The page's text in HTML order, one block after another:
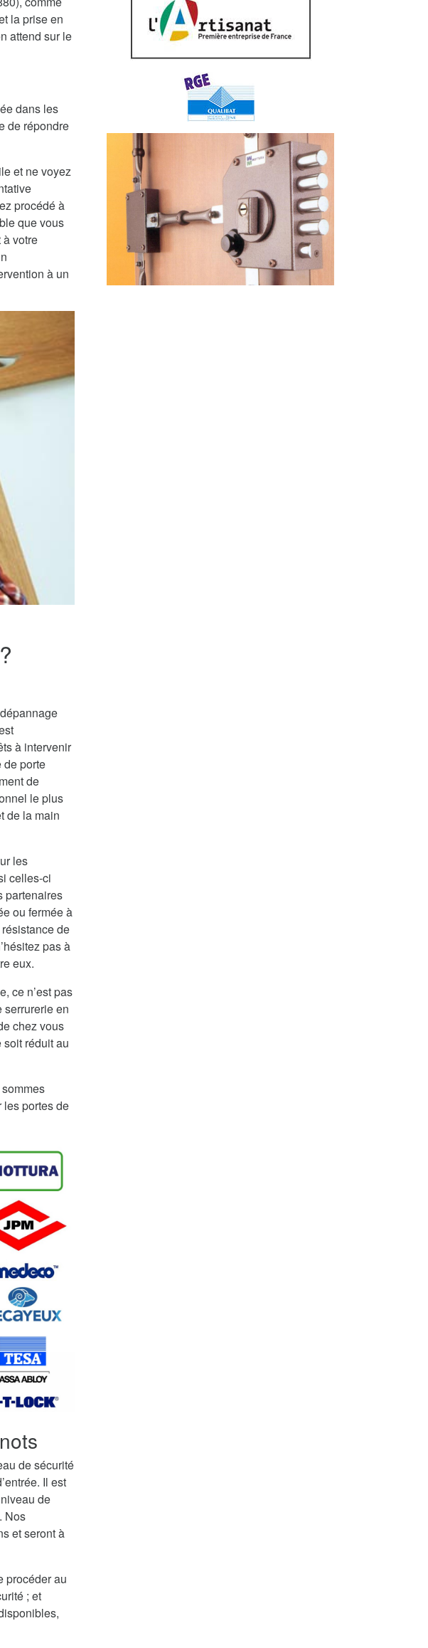
la prise en
attend sur le
dans les
de répondre
et ne voyez
procédé à
que vous
votre
à un
à intervenir
de porte
de
le plus
de la main
les
celles-ci
partenaires
ou fermée à
de
pas à
eux.
ce n’est pas
serrurerie en
chez vous
soit réduit au
les portes de
de sécurité
Il est
de
Nos
et seront à
procéder au
; et